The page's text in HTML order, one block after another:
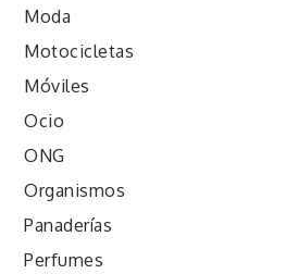
Moda
Motocicletas
Móviles
Ocio
ONG
Organismos
Panaderías
Perfumes